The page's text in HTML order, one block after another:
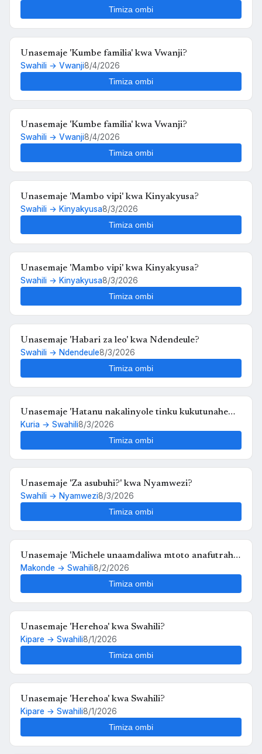
Timiza ombi
Unasemaje 'Kumbe familia' kwa Vwanji?
Swahili → Vwanji8/4/2026
Timiza ombi
Unasemaje 'Kumbe familia' kwa Vwanji?
Swahili → Vwanji8/4/2026
Timiza ombi
Unasemaje 'Mambo vipi' kwa Kinyakyusa?
Swahili → Kinyakyusa8/3/2026
Timiza ombi
Unasemaje 'Mambo vipi' kwa Kinyakyusa?
Swahili → Kinyakyusa8/3/2026
Timiza ombi
Unasemaje 'Habari za leo' kwa Ndendeule?
Swahili → Ndendeule8/3/2026
Timiza ombi
Unasemaje 'Hatanu nakalinyole tinku kukutunahe
mula uche kunyankya mute' kwa Swahili?
Kuria → Swahili8/3/2026
Timiza ombi
Unasemaje 'Za asubuhi?' kwa Nyamwezi?
Swahili → Nyamwezi8/3/2026
Timiza ombi
Unasemaje 'Michele unaamdaliwa mtoto anafutrahia'
kwa Swahili?
Makonde → Swahili8/2/2026
Timiza ombi
Unasemaje 'Herehoa' kwa Swahili?
Kipare → Swahili8/1/2026
Timiza ombi
Unasemaje 'Herehoa' kwa Swahili?
Kipare → Swahili8/1/2026
Timiza ombi